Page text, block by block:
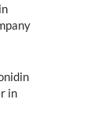
in